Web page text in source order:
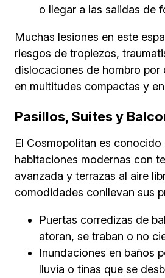
o llegar a las salidas de
Muchas lesiones en este
riesgos de tropiezos,
dislocaciones de hombro por
en multitudes compactas y
Pasillos, Suites y
El Cosmopolitan es conocido
habitaciones modernas con
avanzada y terrazas al aire
comodidades conllevan sus
Puertas corredizas de
atoran, se traban o no
Inundaciones en baños
lluvia o tinas que se